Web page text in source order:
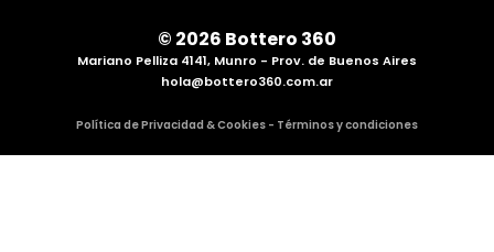
© 2026 Bottero 360
Mariano Pelliza 4141, Munro - Prov. de Buenos Aires
hola@bottero360.com.ar
Política de Privacidad & Cookies - Términos y condiciones